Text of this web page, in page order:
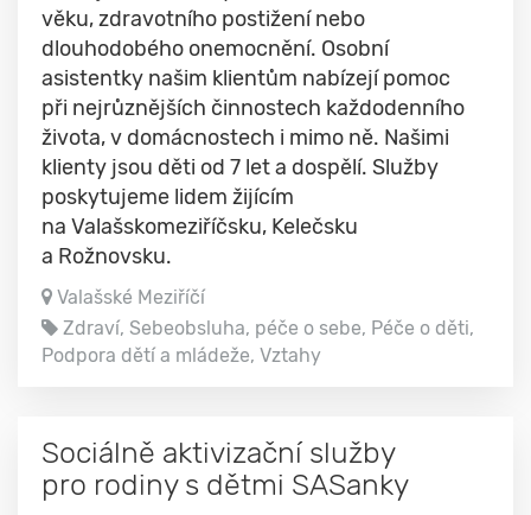
věku, zdravotního postižení nebo
dlouhodobého onemocnění. Osobní
asistentky našim klientům nabízejí pomoc
při nejrůznějších činnostech každodenního
života, v domácnostech i mimo ně. Našimi
klienty jsou děti od 7 let a dospělí. Služby
poskytujeme lidem žijícím
na Valašskomeziříčsku, Kelečsku
a Rožnovsku.
Valašské Meziříčí
Zdraví, Sebeobsluha, péče o sebe, Péče o děti,
Podpora dětí a mládeže, Vztahy
Sociálně aktivizační služby
pro rodiny s dětmi SASanky